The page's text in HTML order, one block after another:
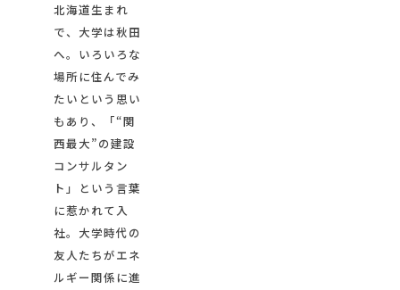
北海道生まれ
で、大学は秋田
へ。いろいろな
場所に住んでみ
たいという思い
もあり、「“関
西最大”の建設
コンサルタン
ト」という言葉
に惹かれて入
社。大学時代の
友人たちがエネ
ルギー関係に進